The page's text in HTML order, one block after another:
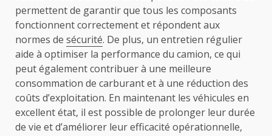
permettent de garantir que tous les composants
fonctionnent correctement et répondent aux
normes de sécurité. De plus, un entretien régulier
aide à optimiser la performance du camion, ce qui
peut également contribuer à une meilleure
consommation de carburant et à une réduction des
coûts d’exploitation. En maintenant les véhicules en
excellent état, il est possible de prolonger leur durée
de vie et d’améliorer leur efficacité opérationnelle,